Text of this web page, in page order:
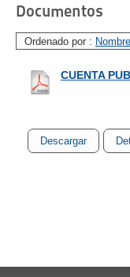
Documentos
Ordenado por : Nombre
CUENTA
Descargar